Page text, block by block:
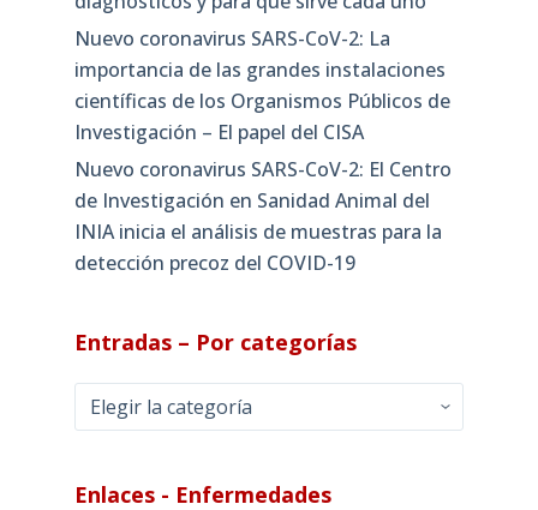
Nuevo coronavirus SARS-CoV-2: La
importancia de las grandes instalaciones
científicas de los Organismos Públicos de
Investigación – El papel del CISA
Nuevo coronavirus SARS-CoV-2: El Centro
de Investigación en Sanidad Animal del
INIA inicia el análisis de muestras para la
detección precoz del COVID-19
Entradas – Por categorías
Entradas
–
categorías
Enlaces - Enfermedades